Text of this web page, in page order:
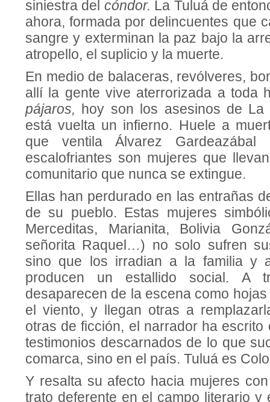
siniestra del cóndor. La Tuluá de
ahora, formada por delincuentes que
sangre y exterminan la paz bajo la
atropello, el suplicio y la muerte.
En medio de balaceras, revólveres,
allí la gente vive aterrorizada a toda
pájaros, hoy son los asesinos de La
está vuelta un infierno. Huele a
que ventila Álvarez
escalofriantes son mujeres que
comunitario que nunca se extingue.
Ellas han perdurado en las entrañas
de su pueblo. Estas mujeres
Merceditas, Marianita, Bolivia
señorita Raquel…) no solo sufren
sino que los irradian a la familia y
producen un estallido social. A
desaparecen de la escena como
el viento, y llegan otras a
otras de ficción, el narrador ha escrito
testimonios descarnados de lo que
comarca, sino en el país. Tuluá es
Y resalta su afecto hacia mujeres
trato deferente en el campo literario y